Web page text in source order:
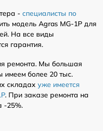
- специалисты по
модель Agras MG-1P для
На все виды
гарантия.
ремонта. Мы большая
имеем более 20 тыс.
складах уже имеется
. При заказе ремонта на
-25%.